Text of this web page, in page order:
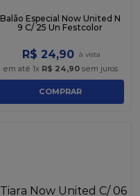
Balão Especial Now United N
9 C/ 25 Un Festcolor
R$ 24,90
em até 1x R$ 24,90sem juros
COMPRAR